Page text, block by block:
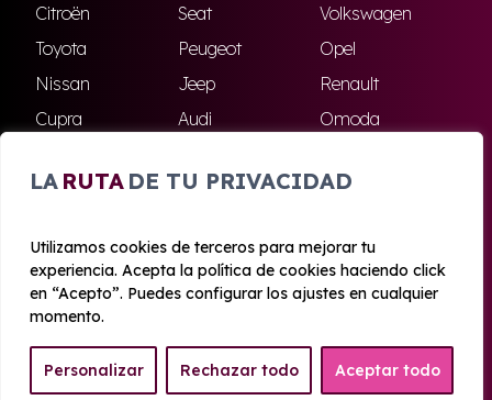
LA RUTA DE TU PRIVACIDAD
Utilizamos cookies de terceros para mejorar tu
experiencia. Acepta la política de cookies haciendo click
en “Acepto”. Puedes configurar los ajustes en cualquier
momento.
Personalizar Rechazar todo Aceptar todo
Citroën
Seat
Volkswagen
Toyota
Peugeot
Opel
Nissan
Jeep
Renault
Cupra
Audi
Omoda
Skoda
Ford Todas las marcas
© 2020 - 2026 Azahara Renting
Aviso legal y Privacidad